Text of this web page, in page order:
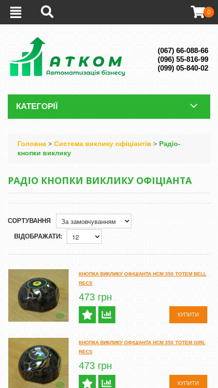
(067) 66-088-66
(096) 55-816-99
(099) 05-840-02
0
КАТЕГОРІЇ
Головна > Система виклику офіціантів > Радіо-
кнопки виклику
РАДІО КНОПКИ ВИКЛИКУ ОФІЦІАНТА
СОРТУВАННЯ
ВІДОБРАЖАТИ:
КНОПКА ВИКЛИКУ ОФІЦІАНТА HCM 350 TOTEM BELL
RECS
473 грн
КУПИТИ
КНОПКА ВИКЛИКУ ОФІЦІАНТА HCM 350 TOTEM GIRL
RECS
473 грн
КУПИТИ